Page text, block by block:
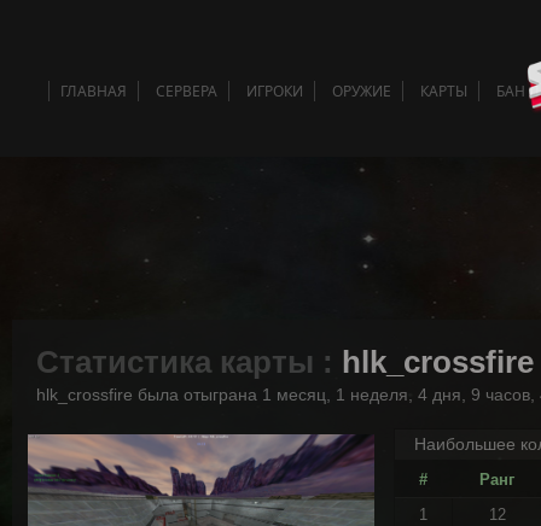
ГЛАВНАЯ СЕРВЕРА ИГРОКИ ОРУЖИЕ КАРТЫ БАН
Статистика карты : hlk_crossfire
hlk_crossfire была отыграна 1 месяц, 1 неделя, 4 дня, 9
Наибольшее
#
Ранг
1
12